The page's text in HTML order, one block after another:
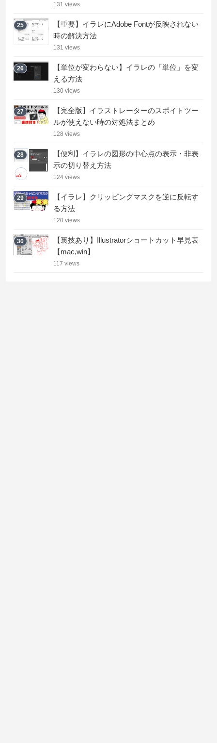
131 views
25
【重要】イラレにAdobe Fontが反映されない
時の解決方法
131 views
26
【単位が変わらない】イラレの「単位」を変
える方法
130 views
27
【完全版】イラストレーターのスポイトツー
ルが使えない時の対処法まとめ
128 views
28
【便利】イラレの図形の中心点の表示・非表
示の切り替え方法
124 views
29
【イラレ】クリッピングマスクを逆に反転す
る方法
120 views
30
【裏技あり】Illustratorショートカット早見表
【mac,win】
117 views